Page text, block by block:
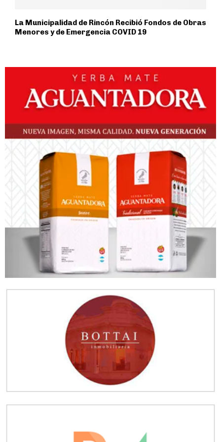
La Municipalidad de Rincón Recibió Fondos de Obras
Menores y de Emergencia COVID 19